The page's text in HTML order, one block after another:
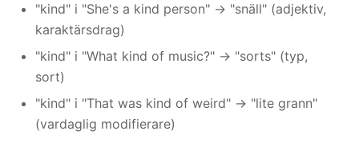
"kind" i "She's a kind person" → "snäll" (adjektiv,
karaktärsdrag)
"kind" i "What kind of music?" → "sorts" (typ,
sort)
"kind" i "That was kind of weird" → "lite grann"
(vardaglig modifierare)